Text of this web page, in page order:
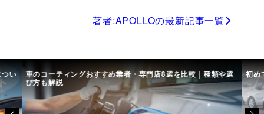
著者:APOLLOの最新記事一覧
い 車のコーティングおすすめ業者・専門店8選を比較｜種類や選
び方も解説
初め